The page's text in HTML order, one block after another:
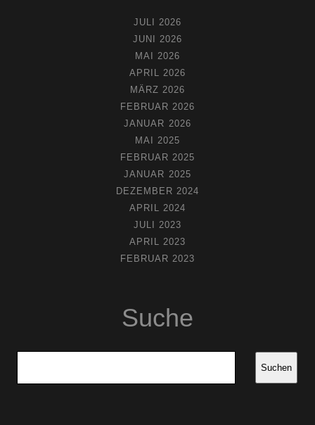
JULI 2026
JUNI 2026
MAI 2026
APRIL 2026
MÄRZ 2026
FEBRUAR 2026
JANUAR 2026
MAI 2025
FEBRUAR 2025
JANUAR 2025
DEZEMBER 2024
APRIL 2024
JULI 2023
APRIL 2023
FEBRUAR 2023
Suche
Suchen